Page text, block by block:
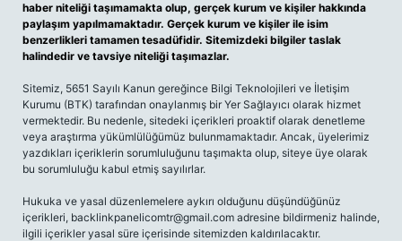
haber niteliği taşımamakta olup, gerçek kurum ve kişiler hakkında
paylaşım yapılmamaktadır. Gerçek kurum ve kişiler ile isim
benzerlikleri tamamen tesadüfidir. Sitemizdeki bilgiler taslak
halindedir ve tavsiye niteliği taşımazlar.
Sitemiz, 5651 Sayılı Kanun gereğince Bilgi Teknolojileri ve İletişim
Kurumu (BTK) tarafından onaylanmış bir Yer Sağlayıcı olarak hizmet
vermektedir. Bu nedenle, sitedeki içerikleri proaktif olarak denetleme
veya araştırma yükümlülüğümüz bulunmamaktadır. Ancak, üyelerimiz
yazdıkları içeriklerin sorumluluğunu taşımakta olup, siteye üye olarak
bu sorumluluğu kabul etmiş sayılırlar.
Hukuka ve yasal düzenlemelere aykırı olduğunu düşündüğünüz
içerikleri, backlinkpanelicomtr@gmail.com adresine bildirmeniz halinde,
ilgili içerikler yasal süre içerisinde sitemizden kaldırılacaktır.